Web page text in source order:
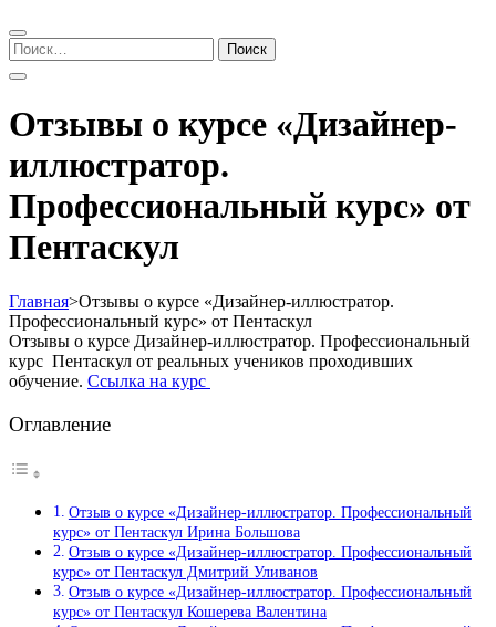
Найти:
Отзывы о курсе «Дизайнер-
иллюстратор.
Профессиональный курс» от
Пентаскул
Главная>Отзывы о курсе «Дизайнер-иллюстратор.
Профессиональный курс» от Пентаскул
Отзывы о курсе Дизайнер-иллюстратор. Профессиональный
курс Пентаскул от реальных учеников проходивших
обучение. Ссылка на курс
Оглавление
Отзыв о курсе «Дизайнер-иллюстратор. Профессиональный
курс» от Пентаскул Ирина Большова
Отзыв о курсе «Дизайнер-иллюстратор. Профессиональный
курс» от Пентаскул Дмитрий Уливанов
Отзыв о курсе «Дизайнер-иллюстратор. Профессиональный
курс» от Пентаскул Кошерева Валентина